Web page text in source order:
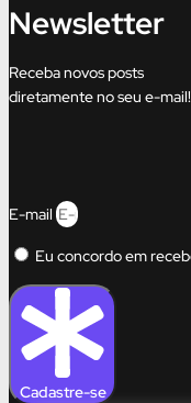
Newsletter
Receba novos posts
diretamente no seu e-mail!
E-mail
Eu concordo em
Cadastre-se